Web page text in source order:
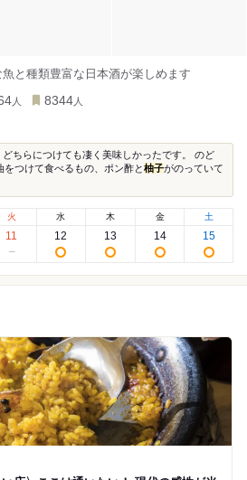
と種類豊富な日本酒が楽しめます
人 8344 人
どちらにつけても凄く美味しかったです。 のど
つけて食べるもの、ポン酢と柚子がのっていて
火
11
水
12
木
13
金
14
土
15